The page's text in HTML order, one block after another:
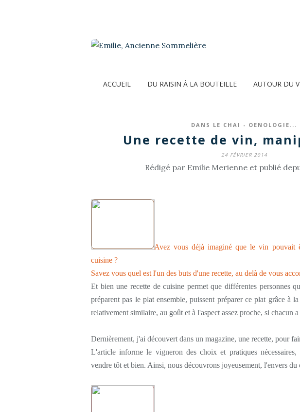
ACCUEIL DU RAISIN À LA BOUTEILLE AUTOUR DU
DANS LE CHAI - OENOLOGIE...
Une recette de vin,
24 FÉVRIER 2014
Rédigé par Emilie Merienne et publié
Avez vous déjà imaginé que le vin pouvait
cuisine ?
Savez vous quel est l'un des buts d'une recette, au delà de vous
Et bien une recette de cuisine permet que différentes personnes
préparent pas le plat ensemble, puissent préparer ce plat grâce à
relativement similaire, au goût et à l'aspect assez proche, si chacun
Dernièrement, j'ai découvert dans un magazine, une recette, pour
L'article informe le vigneron des choix et pratiques nécessaires,
vendre tôt et bien. Ainsi, nous découvrons joyeusement, l'envers du